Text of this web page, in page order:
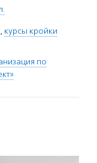
, курсы кройки
по